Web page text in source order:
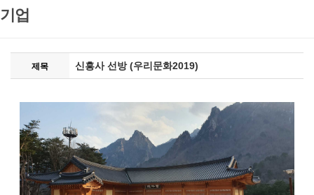
기업
제목 신흥사 선방 (우리문화2019)